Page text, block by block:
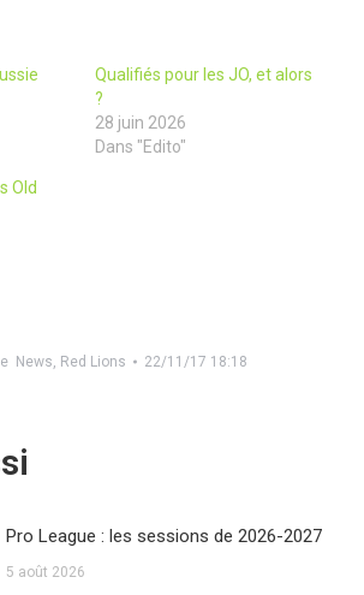
Qualifiés pour les JO, et alors
?
28 juin 2026
Dans "Edito"
Old
News, Red Lions 22/11/17 18:18
Pro League : les sessions de 2026-2027
5 août 2026